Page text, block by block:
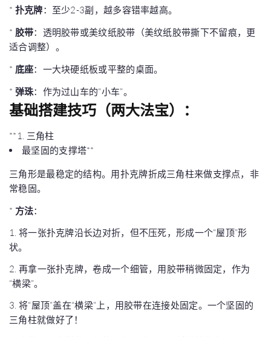
* 扑克牌：至少2-3副，越多容错率越高。
* 胶带：透明胶带或美纹纸胶带（美纹纸胶带撕下不留痕，更
适合调整）。
* 底座：一大块硬纸板或平整的桌面。
* 弹珠：作为过山车的“小车”。
基础搭建技巧（两大法宝）：
**1. 三角柱
最坚固的支撑塔**
三角形是最稳定的结构。用扑克牌折成三角柱来做支撑点，非
常稳固。
* 方法：
1. 将一张扑克牌沿长边对折，但不压死，形成一个“屋顶”形
状。
2. 再拿一张扑克牌，卷成一个细管，用胶带稍微固定，作为
“横梁”。
3. 将“屋顶”盖在“横梁”上，用胶带在连接处固定。一个坚固的
三角柱就做好了！